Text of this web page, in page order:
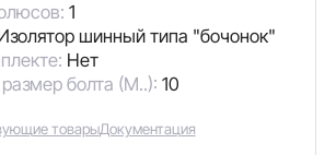
1
шинный типа "бочонок"
Нет
болта (М..): 10
товарыДокументация